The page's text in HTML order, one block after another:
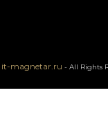
it-magnetar.ru - All Rights